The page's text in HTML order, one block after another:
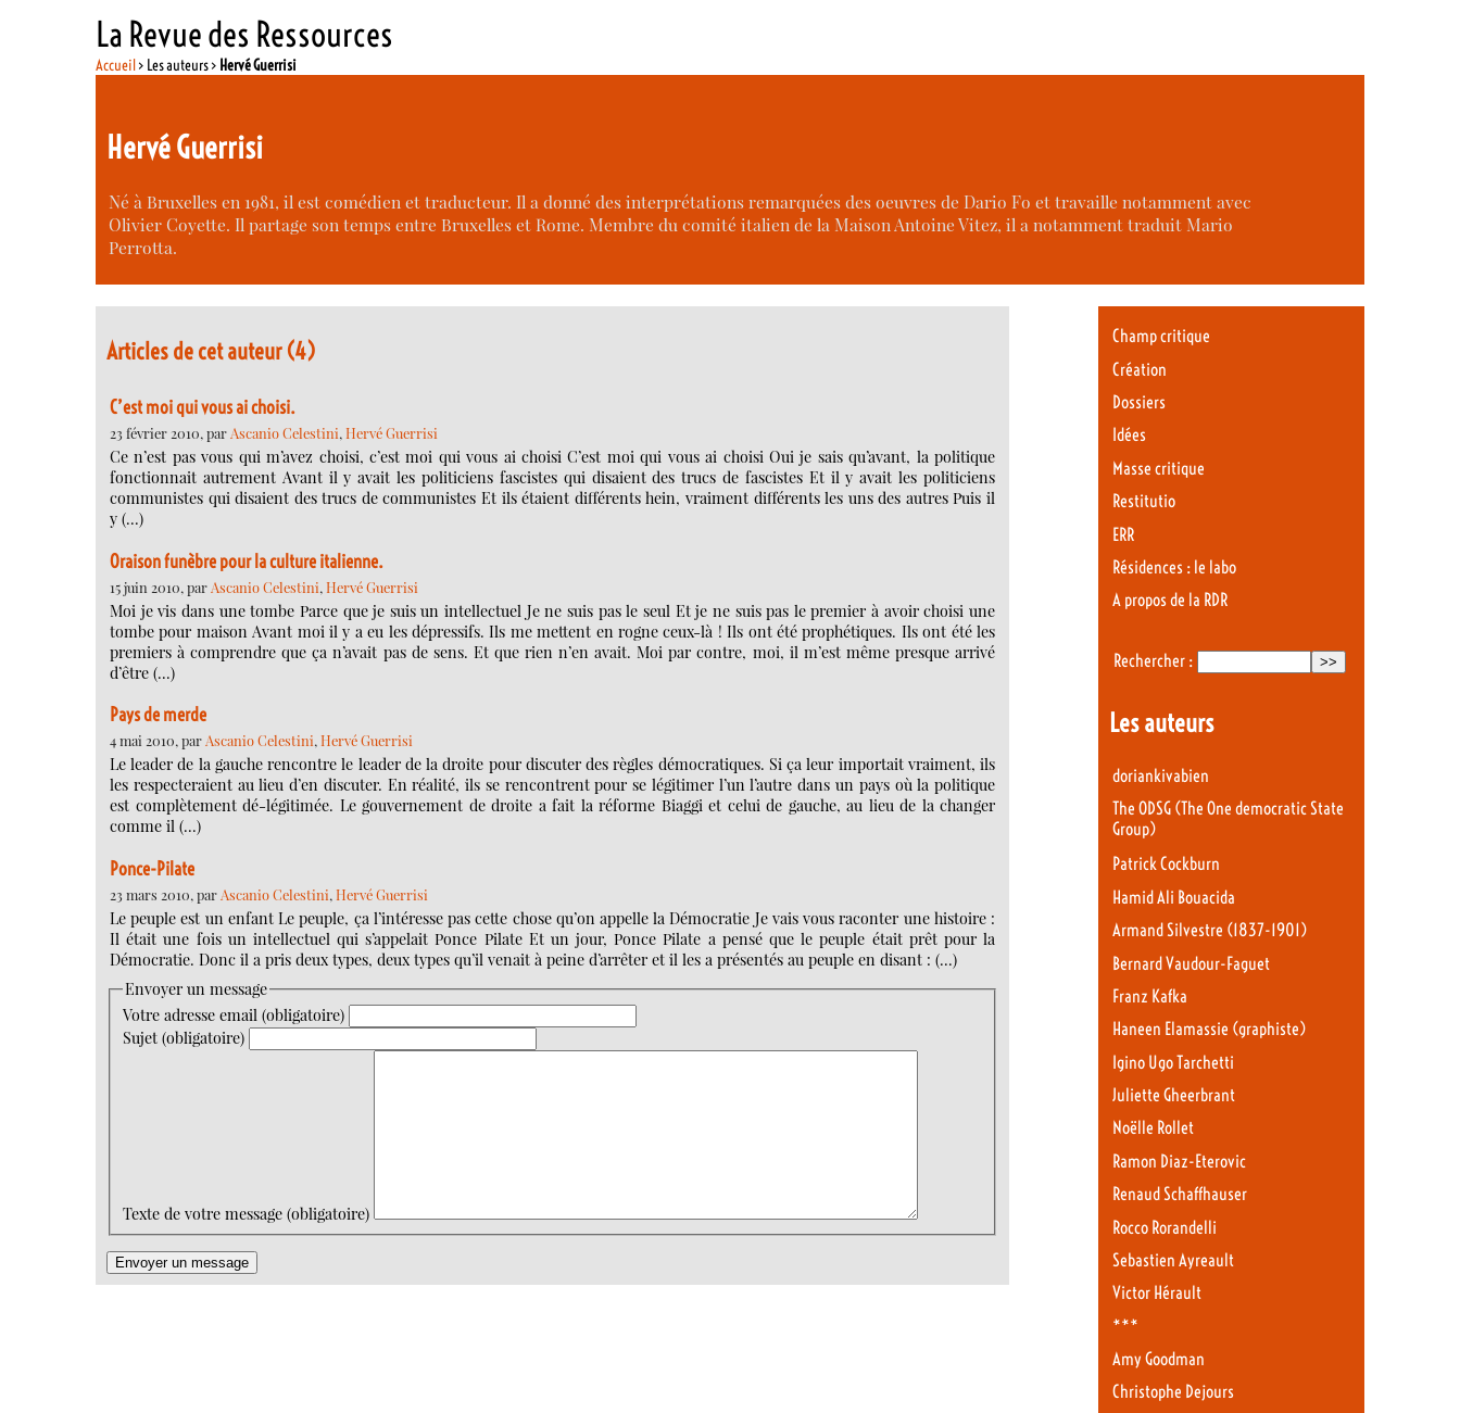
La Revue des Ressources
Accueil> Les auteurs > Hervé Guerrisi
Hervé Guerrisi
Né à Bruxelles en 1981, il est comédien et traducteur. Il a donné des interprétations remarquées des oeuvres de Dario Fo et travaille notamment avec
Olivier Coyette. Il partage son temps entre Bruxelles et Rome. Membre du comité italien de la Maison Antoine Vitez, il a notamment traduit Mario
Perrotta.
Articles de cet auteur (4)
C’est moi qui vous ai choisi.
23 février 2010, parAscanio Celestini, Hervé Guerrisi
Ce n’est pas vous qui m’avez choisi, c’est moi qui vous ai choisi C’est moi qui vous ai choisi Oui je sais qu’avant, la politique
fonctionnait autrement Avant il y avait les politiciens fascistes qui disaient des trucs de fascistes Et il y avait les politiciens
communistes qui disaient des trucs de communistes Et ils étaient différents hein, vraiment différents les uns des autres Puis il
y (…)
Oraison funèbre pour la culture italienne.
15 juin 2010, parAscanio Celestini, Hervé Guerrisi
Moi je vis dans une tombe Parce que je suis un intellectuel Je ne suis pas le seul Et je ne suis pas le premier à avoir choisi une
tombe pour maison Avant moi il y a eu les dépressifs. Ils me mettent en rogne ceux-là ! Ils ont été prophétiques. Ils ont été les
premiers à comprendre que ça n’avait pas de sens. Et que rien n’en avait. Moi par contre, moi, il m’est même presque arrivé
d’être (…)
Pays de merde
4 mai 2010, parAscanio Celestini, Hervé Guerrisi
Le leader de la gauche rencontre le leader de la droite pour discuter des règles démocratiques. Si ça leur importait vraiment, ils
les respecteraient au lieu d’en discuter. En réalité, ils se rencontrent pour se légitimer l’un l’autre dans un pays où la politique
est complètement dé-légitimée. Le gouvernement de droite a fait la réforme Biaggi et celui de gauche, au lieu de la changer
comme il (…)
Ponce-Pilate
23 mars 2010, parAscanio Celestini, Hervé Guerrisi
Le peuple est un enfant Le peuple, ça l’intéresse pas cette chose qu’on appelle la Démocratie Je vais vous raconter une histoire :
Il était une fois un intellectuel qui s’appelait Ponce Pilate Et un jour, Ponce Pilate a pensé que le peuple était prêt pour la
Démocratie. Donc il a pris deux types, deux types qu’il venait à peine d’arrêter et il les a présentés au peuple en disant : (…)
Envoyer un message
Votre adresse email (obligatoire)
Sujet (obligatoire)
Texte de votre message (obligatoire)
Champ critique
Création
Dossiers
Idées
Masse critique
Restitutio
ERR
Résidences : le labo
A propos de la RDR
Rechercher :
Les auteurs
doriankivabien
The ODSG (The One democratic State
Group)
Patrick Cockburn
Hamid Ali Bouacida
Armand Silvestre (1837-1901)
Bernard Vaudour-Faguet
Franz Kafka
Haneen Elamassie (graphiste)
Igino Ugo Tarchetti
Juliette Gheerbrant
Noëlle Rollet
Ramon Diaz-Eterovic
Renaud Schaffhauser
Rocco Rorandelli
Sebastien Ayreault
Victor Hérault
***
Amy Goodman
Christophe Dejours